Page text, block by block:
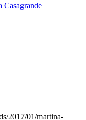
Casagrande
2017/01/martina-